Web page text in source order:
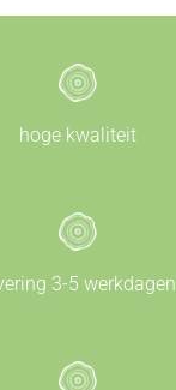
hoge kwaliteit
3-5 werkdagen